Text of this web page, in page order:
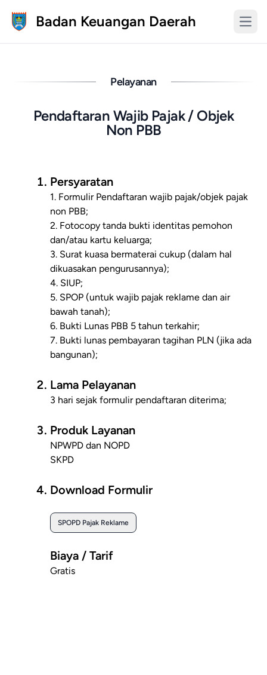
Badan Keuangan Daerah
Pelayanan
Pendaftaran Wajib Pajak / Objek
Non PBB
Persyaratan
1. Formulir Pendaftaran wajib pajak/objek pajak
non PBB;
2. Fotocopy tanda bukti identitas pemohon
dan/atau kartu keluarga;
3. Surat kuasa bermaterai cukup (dalam hal
dikuasakan pengurusannya);
4. SIUP;
5. SPOP (untuk wajib pajak reklame dan air
bawah tanah);
6. Bukti Lunas PBB 5 tahun terkahir;
7. Bukti lunas pembayaran tagihan PLN (jika ada
bangunan);
Lama Pelayanan
3 hari sejak formulir pendaftaran diterima;
Produk Layanan
NPWPD dan NOPD
SKPD
Download Formulir
SPOPD Pajak Reklame
Biaya / Tarif
Gratis